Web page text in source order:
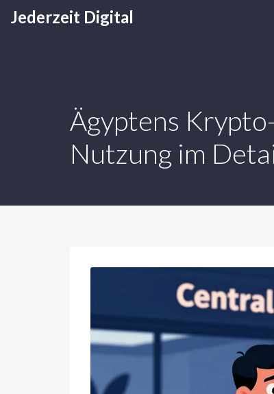
Jederzeit Digital
Ägyptens
Nutzung im